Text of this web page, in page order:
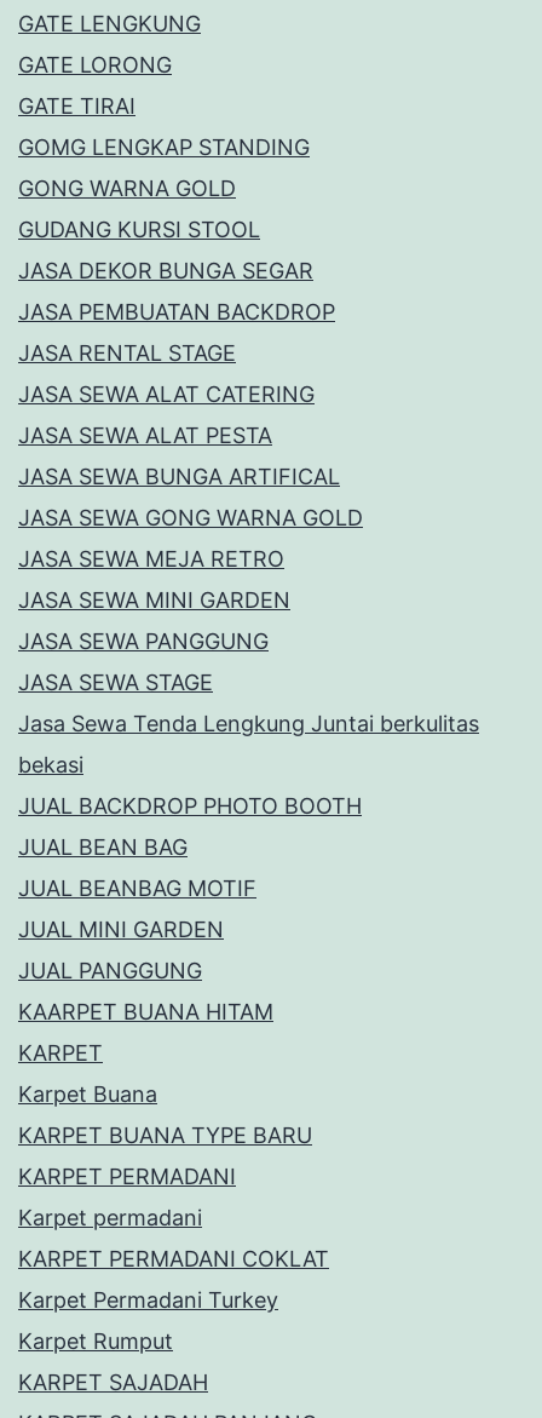
GATE LENGKUNG
GATE LORONG
GATE TIRAI
GOMG LENGKAP STANDING
GONG WARNA GOLD
GUDANG KURSI STOOL
JASA DEKOR BUNGA SEGAR
JASA PEMBUATAN BACKDROP
JASA RENTAL STAGE
JASA SEWA ALAT CATERING
JASA SEWA ALAT PESTA
JASA SEWA BUNGA ARTIFICAL
JASA SEWA GONG WARNA GOLD
JASA SEWA MEJA RETRO
JASA SEWA MINI GARDEN
JASA SEWA PANGGUNG
JASA SEWA STAGE
Jasa Sewa Tenda Lengkung Juntai berkulitas
bekasi
JUAL BACKDROP PHOTO BOOTH
JUAL BEAN BAG
JUAL BEANBAG MOTIF
JUAL MINI GARDEN
JUAL PANGGUNG
KAARPET BUANA HITAM
KARPET
Karpet Buana
KARPET BUANA TYPE BARU
KARPET PERMADANI
Karpet permadani
KARPET PERMADANI COKLAT
Karpet Permadani Turkey
Karpet Rumput
KARPET SAJADAH